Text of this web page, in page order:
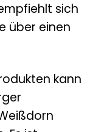
sich
über einen
kann